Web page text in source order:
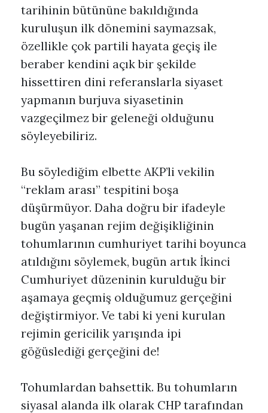
tarihinin bütününe bakıldığında
kuruluşun ilk dönemini saymazsak,
özellikle çok partili hayata geçiş ile
beraber kendini açık bir şekilde
hissettiren dini referanslarla siyaset
yapmanın burjuva siyasetinin
vazgeçilmez bir geleneği olduğunu
söyleyebiliriz.
Bu söylediğim elbette AKP’li vekilin
“reklam arası” tespitini boşa
düşürmüyor. Daha doğru bir ifadeyle
bugün yaşanan rejim değişikliğinin
tohumlarının cumhuriyet tarihi boyunca
atıldığını söylemek, bugün artık İkinci
Cumhuriyet düzeninin kurulduğu bir
aşamaya geçmiş olduğumuz gerçeğini
değiştirmiyor. Ve tabi ki yeni kurulan
rejimin gericilik yarışında ipi
göğüslediği gerçeğini de!
Tohumlardan bahsettik. Bu tohumların
siyasal alanda ilk olarak CHP tarafından